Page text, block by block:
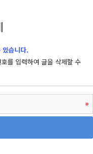
있습니다.
를 입력하여 글을 삭제할 수